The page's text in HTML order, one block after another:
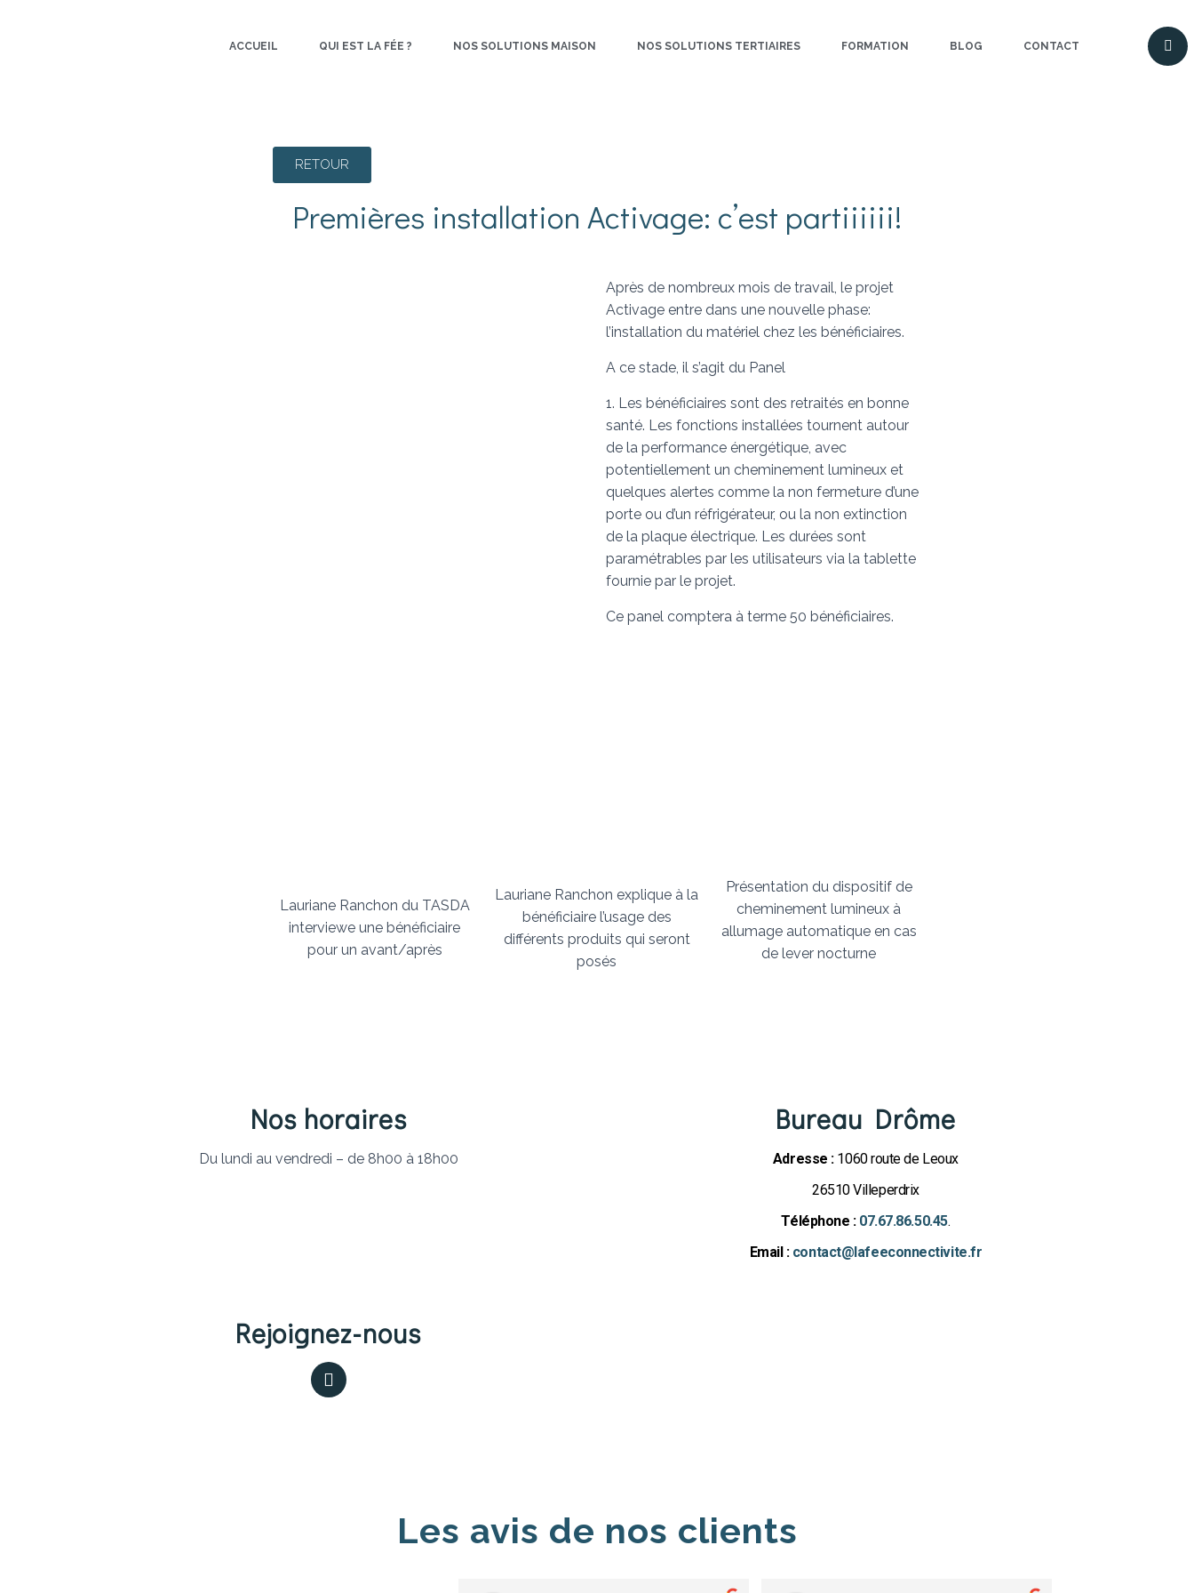
ACCUEIL QUI EST LA FÉE ? NOS SOLUTIONS MAISON NOS SOLUTIONS TERTIAIRES FORMATION BLOG CONTACT
RETOUR
Premières installation Activage: c’est partiiiiii!
Après de nombreux mois de travail, le projet
Activage entre dans une nouvelle phase:
l’installation du matériel chez les bénéficiaires.
A ce stade, il s’agit du Panel
1. Les bénéficiaires sont des retraités en bonne
santé. Les fonctions installées tournent autour
de la performance énergétique, avec
potentiellement un cheminement lumineux et
quelques alertes comme la non fermeture d’une
porte ou d’un réfrigérateur, ou la non extinction
de la plaque électrique. Les durées sont
paramétrables par les utilisateurs via la tablette
fournie par le projet.
Ce panel comptera à terme 50 bénéficiaires.
Lauriane Ranchon du TASDA
interviewe une bénéficiaire
pour un avant/après
Lauriane Ranchon explique à la
bénéficiaire l’usage des
différents produits qui seront
posés
Présentation du dispositif de
cheminement lumineux à
allumage automatique en cas
de lever nocturne
Nos horaires
Du lundi au vendredi – de 8h00 à 18h00
Rejoignez-nous
Bureau Drôme
Adresse : 1060 route de Leoux
26510 Villeperdrix
Téléphone : 07.67.86.50.45.
Email : contact@lafeeconnectivite.fr
Les avis de nos clients